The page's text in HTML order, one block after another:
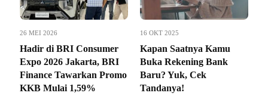
26 MEI 2026
Hadir di BRI Consumer
Expo 2026 Jakarta, BRI
Finance Tawarkan Promo
KKB Mulai 1,59%
16 OKT 2025
Kapan Saatnya Kamu
Buka Rekening Bank
Baru? Yuk, Cek
Tandanya!